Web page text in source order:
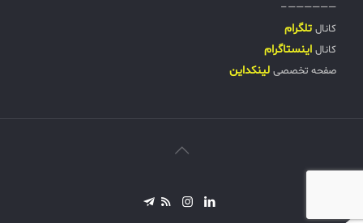
——————–
کانال تلگرام
کانال اینستاگرام
صفحه تخصصی لینکداین